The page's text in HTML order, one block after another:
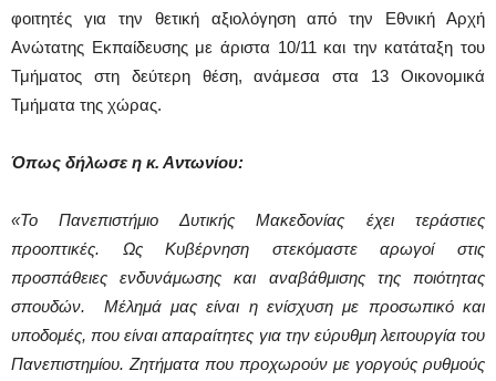
φοιτητές για την θετική αξιολόγηση από την Εθνική Αρχή
Ανώτατης Εκπαίδευσης με άριστα 10/11 και την κατάταξη του
Τμήματος στη δεύτερη θέση, ανάμεσα στα 13 Οικονομικά
Τμήματα της χώρας.
Όπως δήλωσε η κ. Αντωνίου:
«Το Πανεπιστήμιο Δυτικής Μακεδονίας έχει τεράστιες
προοπτικές. Ως Κυβέρνηση στεκόμαστε αρωγοί στις
προσπάθειες ενδυνάμωσης και αναβάθμισης της ποιότητας
σπουδών. Μέλημά μας είναι η ενίσχυση με προσωπικό και
υποδομές, που είναι απαραίτητες για την εύρυθμη λειτουργία του
Πανεπιστημίου. Ζητήματα που προχωρούν με γοργούς ρυθμούς